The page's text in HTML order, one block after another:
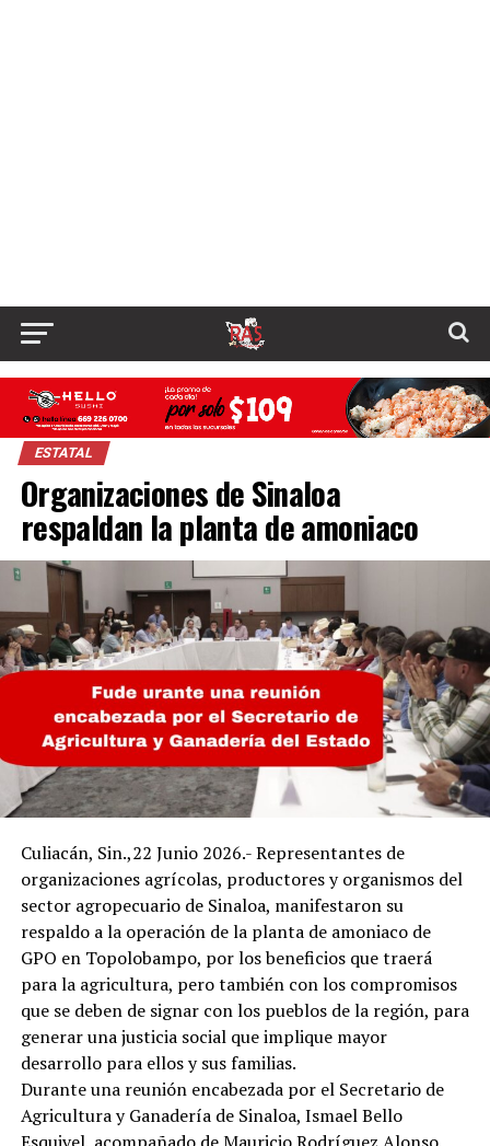
ESTATAL
Organizaciones de Sinaloa
respaldan la planta de amoniaco
Culiacán, Sin.,22 Junio 2026.- Representantes de
organizaciones agrícolas, productores y organismos del
sector agropecuario de Sinaloa, manifestaron su
respaldo a la operación de la planta de amoniaco de
GPO en Topolobampo, por los beneficios que traerá
para la agricultura, pero también con los compromisos
que se deben de signar con los pueblos de la región, para
generar una justicia social que implique mayor
desarrollo para ellos y sus familias.
Durante una reunión encabezada por el Secretario de
Agricultura y Ganadería de Sinaloa, Ismael Bello